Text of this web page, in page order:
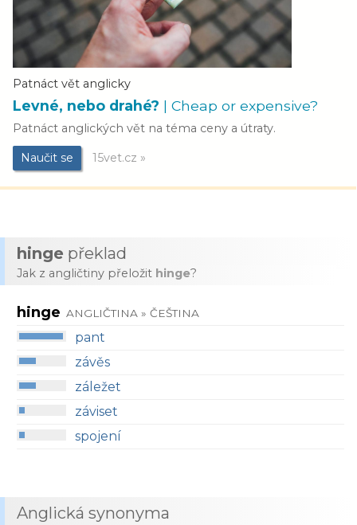
Patnáct vět anglicky
Levné, nebo drahé? | Cheap or expensive?
Patnáct anglických vět na téma ceny a útraty.
Naučit se 15vet.cz »
hinge překlad
Jak z angličtiny přeložit hinge?
hinge ANGLIČTINA » ČEŠTINA
pant
závěs
záležet
záviset
spojení
Anglická synonyma